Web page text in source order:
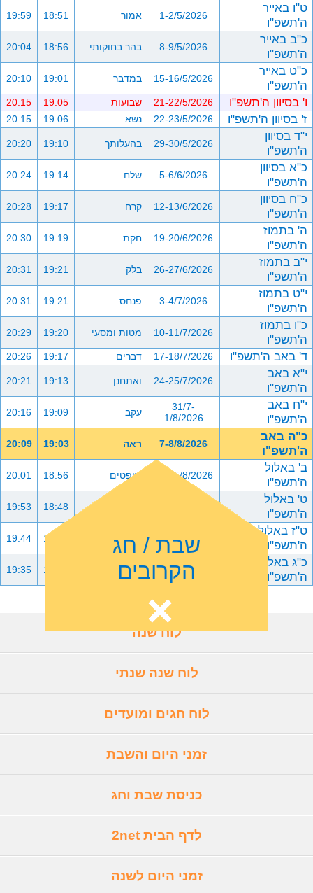
ט"ו באייר
ה'תשפ"ו
1-2/5/2026 אמור 18:51
19:59
כ"ב באייר
ה'תשפ"ו
8-9/5/2026 בהר בחוקותי 18:56
20:04
כ"ט באייר
ה'תשפ"ו
15-16/5/2026 במדבר 19:01
20:10
ו' בסיוון ה'תשפ"ו 21-22/5/2026 שבועות 19:05
20:15
ז' בסיוון ה'תשפ"ו 22-23/5/2026 נשא 19:06
20:15
י"ד בסיוון
ה'תשפ"ו
29-30/5/2026 בהעלותך 19:10
20:20
כ"א בסיוון
ה'תשפ"ו
5-6/6/2026 שלח 19:14
20:24
כ"ח בסיוון
ה'תשפ"ו
12-13/6/2026 קרח 19:17
20:28
ה' בתמוז
ה'תשפ"ו
19-20/6/2026 חקת 19:19
20:30
י"ב בתמוז
ה'תשפ"ו
26-27/6/2026 בלק 19:21
20:31
י"ט בתמוז
ה'תשפ"ו
3-4/7/2026 פנחס 19:21
20:31
כ"ו בתמוז
ה'תשפ"ו
10-11/7/2026 מטות ומסעי 19:20
20:29
ד' באב ה'תשפ"ו 17-18/7/2026 דברים 19:17
20:26
י"א באב
ה'תשפ"ו
24-25/7/2026 ואתחנן 19:13
20:21
י"ח באב
ה'תשפ"ו
31/7-
1/8/2026
עקב 19:09
20:16
כ"ה באב
ה'תשפ"ו
7-8/8/2026 ראה 19:03
20:09
ב' באלול
ה'תשפ"ו
14-15/8/2026 שופטים 18:56
20:01
ט' באלול
ה'תשפ"ו
18:48
19:53
ט"ז באלול
ה'תשפ"ו
28-29/8/2026 כי תבוא 18:40
19:44
כ"ג באלול
ה'תשפ"ו
4-5/9/2026 ניצבים וילך 18:31
19:35
שבת / חג
הקרובים
לוח שנה
לוח שנה שנתי
לוח חגים ומועדים
זמני היום והשבת
כניסת שבת וחג
לדף הבית 2net
זמני היום לשנה